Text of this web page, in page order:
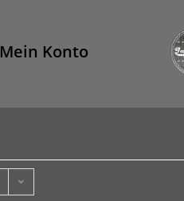
Mein Konto